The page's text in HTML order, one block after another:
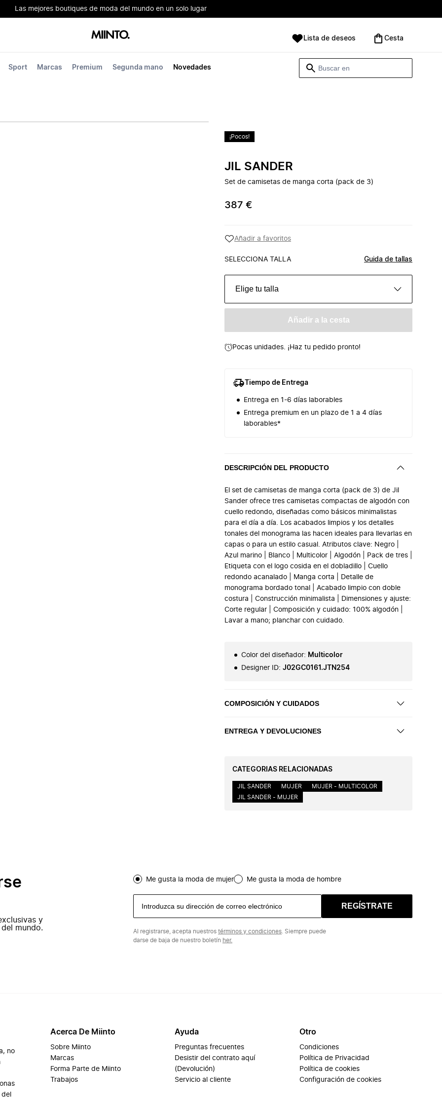
Las mejores boutiques de moda del mundo en un solo lugar
Sport Marcas Premium Segunda mano Novedades
Lista de deseos Cesta
¡Pocos!
JIL SANDER
Set de camisetas de manga corta (pack de 3)
387 €
Añadir a favoritos
SELECCIONA TALLA Guida de tallas
Elige tu talla
Añadir a la cesta
Pocas unidades. ¡Haz tu pedido pronto!
Tiempo de Entrega
Entrega en 1-6 días laborables
Entrega premium en un plazo de 1 a 4 días
laborables*
DESCRIPCIÓN DEL PRODUCTO
El set de camisetas de manga corta (pack de 3) de Jil
Sander ofrece tres camisetas compactas de algodón con
cuello redondo, diseñadas como básicos minimalistas
para el día a día. Los acabados limpios y los detalles
tonales del monograma las hacen ideales para llevarlas en
capas o para un estilo casual. Atributos clave: Negro |
Azul marino | Blanco | Multicolor | Algodón | Pack de tres |
Etiqueta con el logo cosida en el dobladillo | Cuello
redondo acanalado | Manga corta | Detalle de
monograma bordado tonal | Acabado limpio con doble
costura | Construcción minimalista | Dimensiones y ajuste:
Corte regular | Composición y cuidado: 100% algodón |
Lavar a mano; planchar con cuidado.
Color del diseñador: Multicolor
Designer ID: J02GC0161.JTN254
COMPOSICIÓN Y CUIDADOS
ENTREGA Y DEVOLUCIONES
CATEGORIAS RELACIONADAS
JIL SANDER MUJER
MUJER - MULTICOLOR
JIL SANDER - MUJER
y
mundo.
Me gusta la moda de mujer Me gusta la moda de hombre
REGÍSTRATE
Al registrarse, acepta nuestros términos y condiciones . Siempre puede
darse de baja de nuestro boletín her.
no
Acerca De Miinto
Sobre Miinto
Marcas
Forma Parte de Miinto
Trabajos
Ayuda
Preguntas frecuentes
Desistir del contrato aquí
(Devolución)
Servicio al cliente
Otro
Condiciones
Política de Privacidad
Política de cookies
Configuración de cookies